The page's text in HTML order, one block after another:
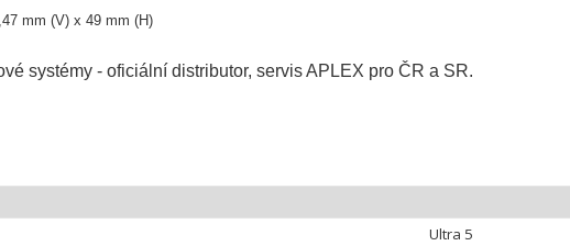
mm (V) x 49 mm (H)
systémy - oficiální distributor, servis APLEX pro ČR a SR.
Ultra 5